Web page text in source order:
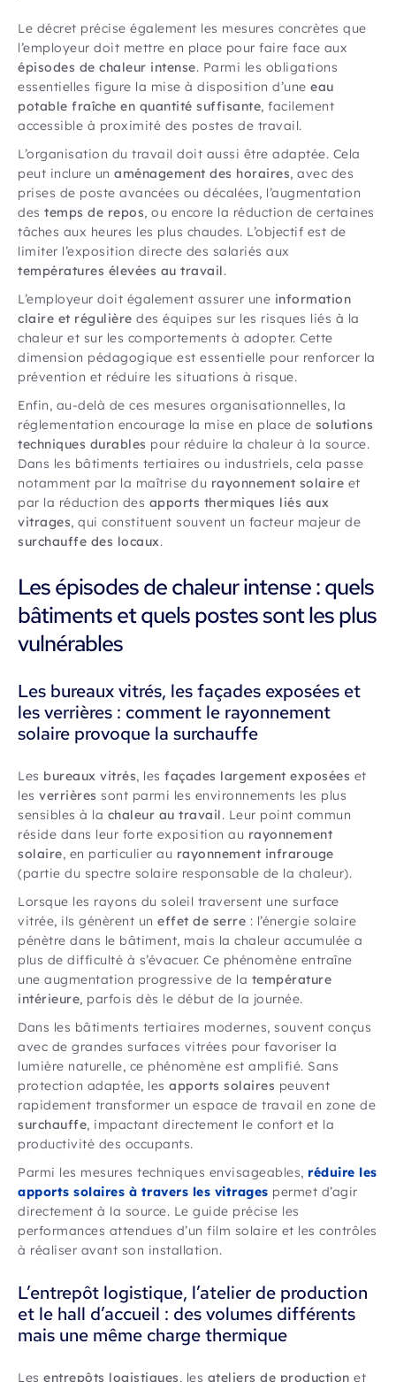
Le décret précise également les mesures concrètes que
l’employeur doit mettre en place pour faire face aux
épisodes de chaleur intense. Parmi les obligations
essentielles figure la mise à disposition d’une eau
potable fraîche en quantité suffisante, facilement
accessible à proximité des postes de travail.
L’organisation du travail doit aussi être adaptée. Cela
peut inclure un aménagement des horaires, avec des
prises de poste avancées ou décalées, l’augmentation
des temps de repos, ou encore la réduction de certaines
tâches aux heures les plus chaudes. L’objectif est de
limiter l’exposition directe des salariés aux
températures élevées au travail.
L’employeur doit également assurer une information
claire et régulière des équipes sur les risques liés à la
chaleur et sur les comportements à adopter. Cette
dimension pédagogique est essentielle pour renforcer la
prévention et réduire les situations à risque.
Enfin, au-delà de ces mesures organisationnelles, la
réglementation encourage la mise en place de solutions
techniques durables pour réduire la chaleur à la source.
Dans les bâtiments tertiaires ou industriels, cela passe
notamment par la maîtrise du rayonnement solaire et
par la réduction des apports thermiques liés aux
vitrages, qui constituent souvent un facteur majeur de
surchauffe des locaux.
Les épisodes de chaleur intense : quels
bâtiments et quels postes sont les plus
vulnérables
Les bureaux vitrés, les façades exposées et
les verrières : comment le rayonnement
solaire provoque la surchauffe
Les bureaux vitrés, les façades largement exposées et
les verrières sont parmi les environnements les plus
sensibles à la chaleur au travail. Leur point commun
réside dans leur forte exposition au rayonnement
solaire, en particulier au rayonnement infrarouge
(partie du spectre solaire responsable de la chaleur).
Lorsque les rayons du soleil traversent une surface
vitrée, ils génèrent un effet de serre : l’énergie solaire
pénètre dans le bâtiment, mais la chaleur accumulée a
plus de difficulté à s’évacuer. Ce phénomène entraîne
une augmentation progressive de la température
intérieure, parfois dès le début de la journée.
Dans les bâtiments tertiaires modernes, souvent conçus
avec de grandes surfaces vitrées pour favoriser la
lumière naturelle, ce phénomène est amplifié. Sans
protection adaptée, les apports solaires peuvent
rapidement transformer un espace de travail en zone de
surchauffe, impactant directement le confort et la
productivité des occupants.
Parmi les mesures techniques envisageables, réduire les
apports solaires à travers les vitrages permet d’agir
directement à la source. Le guide précise les
performances attendues d’un film solaire et les contrôles
à réaliser avant son installation.
L’entrepôt logistique, l’atelier de production
et le hall d’accueil : des volumes différents
mais une même charge thermique
Les entrepôts logistiques, les ateliers de production et